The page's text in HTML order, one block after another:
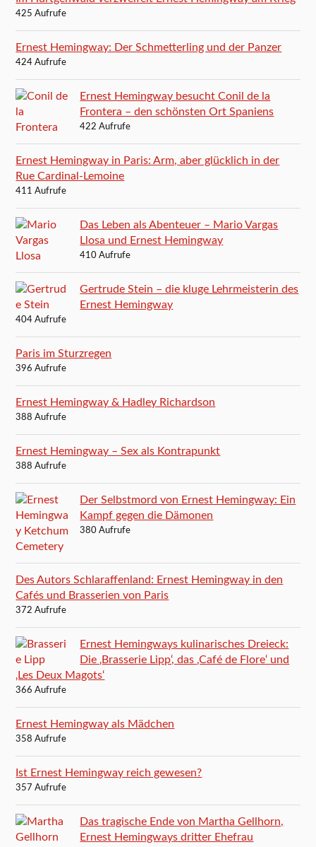
425 Aufrufe
Ernest Hemingway: Der Schmetterling und der Panzer
424 Aufrufe
Ernest Hemingway besucht Conil de la
Frontera – den schönsten Ort Spaniens
422 Aufrufe
Ernest Hemingway in Paris: Arm, aber glücklich in der
Rue Cardinal-Lemoine
411 Aufrufe
Das Leben als Abenteuer – Mario Vargas
Llosa und Ernest Hemingway
410 Aufrufe
Gertrude Stein – die kluge Lehrmeisterin des
Ernest Hemingway
404 Aufrufe
Paris im Sturzregen
396 Aufrufe
Ernest Hemingway & Hadley Richardson
388 Aufrufe
Ernest Hemingway – Sex als Kontrapunkt
388 Aufrufe
Der Selbstmord von Ernest Hemingway: Ein
Kampf gegen die Dämonen
380 Aufrufe
Des Autors Schlaraffenland: Ernest Hemingway in den
Cafés und Brasserien von Paris
372 Aufrufe
Ernest Hemingways kulinarisches Dreieck:
Die ‚Brasserie Lipp‘, das ‚Café de Flore‘ und
‚Les Deux Magots‘
366 Aufrufe
Ernest Hemingway als Mädchen
358 Aufrufe
Ist Ernest Hemingway reich gewesen?
357 Aufrufe
Das tragische Ende von Martha Gellhorn,
Ernest Hemingways dritter Ehefrau